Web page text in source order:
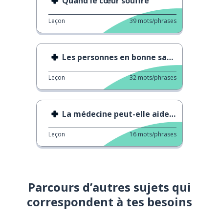
Leçon 39 mots/phrases
Les personnes en bonne santé sont déprimées
Leçon 32 mots/phrases
La médecine peut-elle aider l'acné à disparaître ?
Leçon 16 mots/phrases
Parcours d’autres sujets qui
correspondent à tes besoins